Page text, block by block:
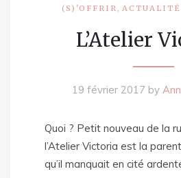
(S)'OFFRIR ,
L’Atelier
19 février 2017 by
Quoi ? Petit nouveau de la
l’Atelier Victoria est la
qu’il manquait en cité